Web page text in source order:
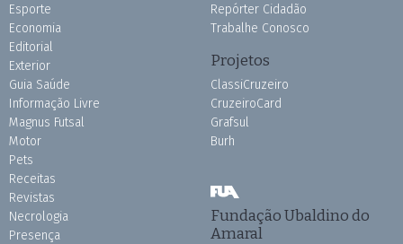
Esporte
Economia
Editorial
Exterior
Guia Saúde
Informação Livre
Magnus Futsal
Motor
Pets
Receitas
Revistas
Necrologia
Presença
Repórter Cidadão
Trabalhe Conosco
Projetos
ClassiCruzeiro
CruzeiroCard
Grafsul
Burh
Fundação Ubaldino do
Amaral